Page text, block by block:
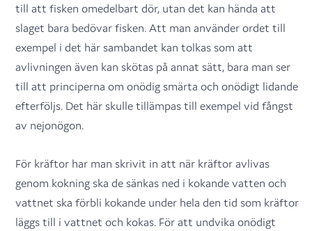
till att fisken omedelbart dör, utan det kan hända att
slaget bara bedövar fisken. Att man använder ordet till
exempel i det här sambandet kan tolkas som att
avlivningen även kan skötas på annat sätt, bara man ser
till att principerna om onödig smärta och onödigt lidande
efterföljs. Det här skulle tillämpas till exempel vid fångst
av nejonögon.
För kräftor har man skrivit in att när kräftor avlivas
genom kokning ska de sänkas ned i kokande vatten och
vattnet ska förbli kokande under hela den tid som kräftor
läggs till i vattnet och kokas. För att undvika onödigt